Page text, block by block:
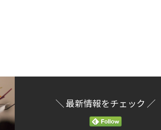
＼ 最新情報をチェック ／